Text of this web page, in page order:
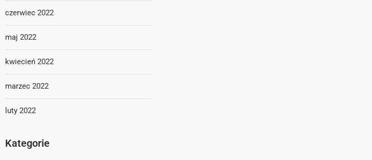
czerwiec 2022
maj 2022
kwiecień 2022
marzec 2022
luty 2022
Kategorie